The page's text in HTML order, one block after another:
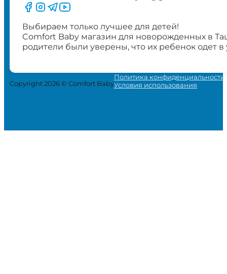
Следите за нами на Facebook
Следите за нами в Instagram
Следите за нами в Telegram
Следите за нами в YouTube
Выбираем только лучшее для детей!
Comfort Baby магазин для новорожденных в
родители были уверены, что их ребенок одет
Copyright 2026 © Comfort Baby
Политика конфиденциальности
Условия использования